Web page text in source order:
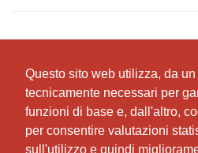
Questo sito web utilizza, da
tecnicamente necessari per
funzioni di base e, dall'altro,
per consentire valutazioni
sull'utilizzo e quindi
Questo sito web utilizza, da
tecnicamente necessari per
funzioni di base e, dall'altro,
per consentire valutazioni
sull'utilizzo e quindi
12:00 - 13:00
Kreuzlingen
Team